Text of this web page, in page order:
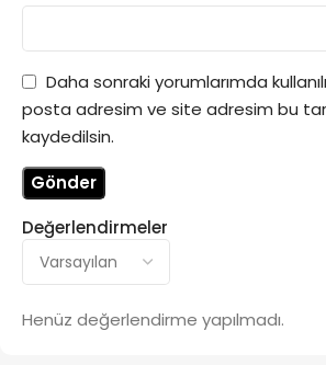
Değerlendirmeler
Henüz değerlendirme yapılmadı.
Daha sonraki yorumlarımda
posta adresim ve site adresim bu
kaydedilsin.